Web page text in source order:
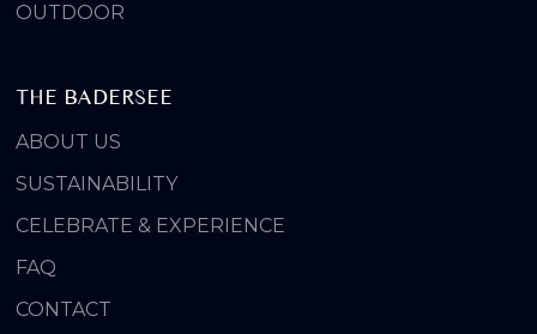
OUTDOOR
THE BADERSEE
ABOUT US
SUSTAINABILITY
CELEBRATE & EXPERIENCE
FAQ
CONTACT